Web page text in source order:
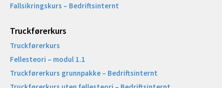
Fallsikringskurs – Bedriftsinternt
Truckførerkurs
Truckførerkurs
Fellesteori – modul 1.1
Truckførerkurs grunnpakke – Bedriftsinternt